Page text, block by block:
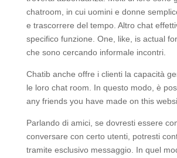
chatroom, in cui uomini e donne
e trascorrere del tempo. Altro chat
specifico funzione. One, like, is actual
che sono cercando informale incontri.
Chatib anche offre i clienti la capacità
le loro chat room. In questo modo, è
any friends you have made on this
Parlando di amici, se dovresti essere
conversare con certo utenti, potresti
tramite esclusivo messaggio. In quel